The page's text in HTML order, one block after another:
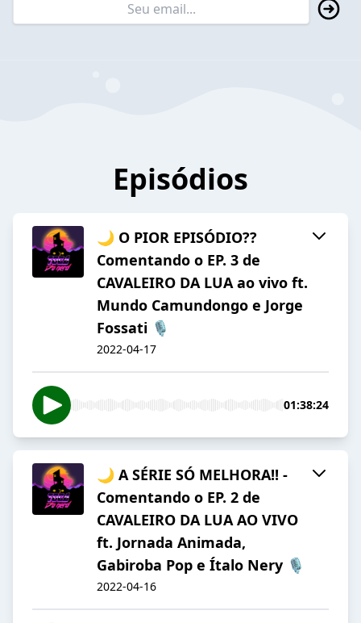
Episódios
🌙 O PIOR EPISÓDIO??
Comentando o EP. 3 de
CAVALEIRO DA LUA ao vivo ft.
Mundo Camundongo e Jorge
Fossati 🎙
2022-04-17
01:38:24
🌙 A SÉRIE SÓ MELHORA!! -
Comentando o EP. 2 de
CAVALEIRO DA LUA AO VIVO
ft. Jornada Animada,
Gabiroba Pop e Ítalo Nery 🎙
2022-04-16